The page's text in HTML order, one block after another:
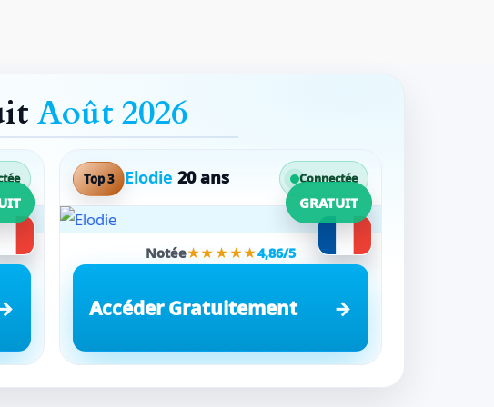
Août 2026
Top 3 Elodie 20 ans Connectée
GRATUIT
Notée★★★★★4,86/5
Accéder Gratuitement